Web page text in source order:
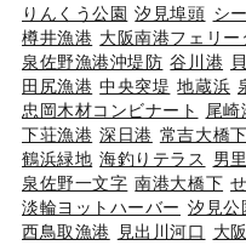
りんくう公園 汐見埠頭 シ
樽井漁港 大阪南港フェリー
泉佐野漁港沖堤防 谷川港
田尻漁港 中央突堤 地蔵浜
忠岡木材コンビナート
尾崎
下荘漁港 深日港 常吉大橋下
鶴浜緑地 海釣りテラス 男
泉佐野一文字 南港大橋下
淡輪ヨットハーバー 汐見公
西鳥取漁港
見出川河口 大